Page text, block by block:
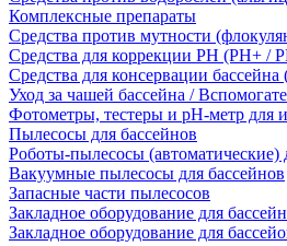
Комплексные препараты
Средства против мутности
Средства для коррекции PH (PH+ /
Средства для консервации бассейна
Уход за чашей бассейна /
Фотометры, тестеры и рН-метр для
Пылесосы для бассейнов
Роботы-пылесосы (автоматические)
Вакуумные пылесосы для бассейнов
Запасные части пылесосов
Закладное оборудование для
Закладное оборудование для